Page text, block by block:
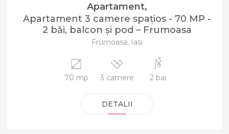
Apartament,
Apartament 3 camere spațios - 70 MP -
2 băi, balcon și pod – Frumoasa
Frumoasa, Iasi
70 mp 3 camere 2 bai
DETALII